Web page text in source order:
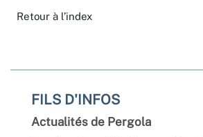
Retour à l’index
FILS D'INFOS
Actualités de Pergola